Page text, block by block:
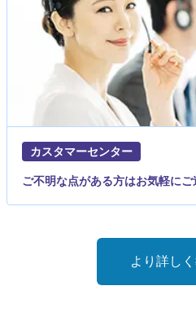
カスタマーセンター
ご不明な点がある方はお気軽に
より詳し